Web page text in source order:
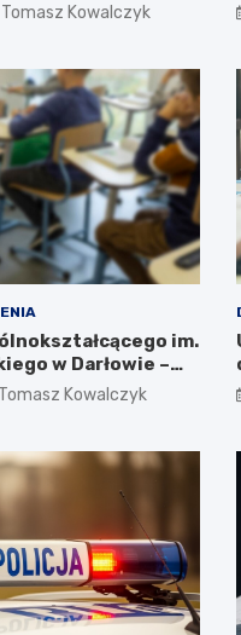
Tomasz Kowalczyk
im.
w Darłowie –
Tomasz Kowalczyk